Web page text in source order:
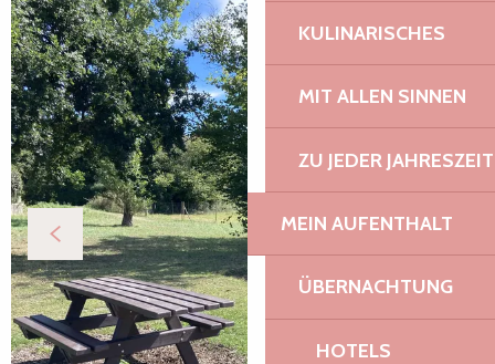
KULINARISCHES
MIT ALLEN SINNEN
ZU JEDER JAHRESZEIT
MEIN AUFENTHALT
ÜBERNACHTUNG
HOTELS